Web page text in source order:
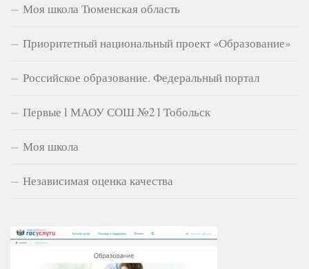
Моя школа Тюменская область
Приоритетный национальный проект «Образование»
Российское образование. Федеральный портал
Первые l МАОУ СОШ №2 l Тобольск
Моя школа
Независимая оценка качества